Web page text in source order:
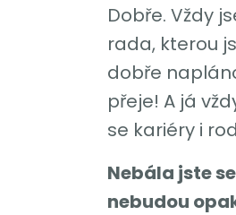
Dobře. Vždy
rada, kterou
dobře
přeje! A já
se kariéry i
Nebála jste
nebudou